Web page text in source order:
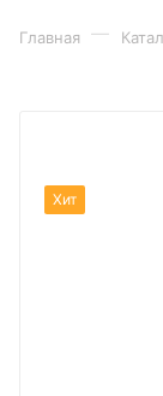
Главная —
Хит